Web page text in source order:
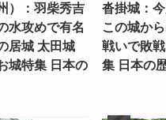
）：羽柴秀吉
水攻めで有名
居城 太田城
城特集 日本の
沓掛城：
この城か
戦いで敗
集 日本の歴